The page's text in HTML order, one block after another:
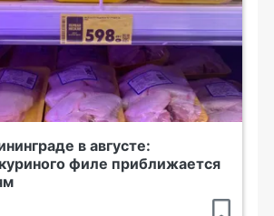
в августе:
филе приближается